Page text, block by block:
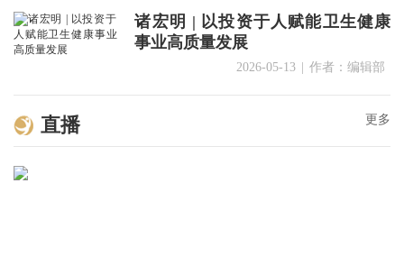
诸宏明 | 以投资于人赋能卫生健康
事业高质量发展
2026-05-13 | 作者：编辑部
直播 更多